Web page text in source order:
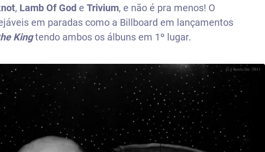
, Lamb Of God e Trivium, e não é pra menos! O
em paradas como a Billboard em lançamentos
Kingtendo ambos os álbuns em 1º lugar.